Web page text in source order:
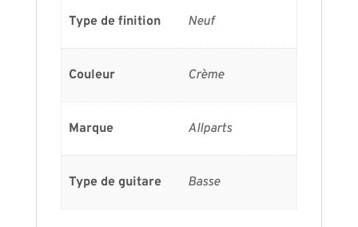
Type de finition Neuf
Couleur Crème
Marque Allparts
Type de guitare Basse